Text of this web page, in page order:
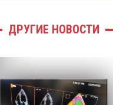
ДРУГИЕ НОВОСТИ